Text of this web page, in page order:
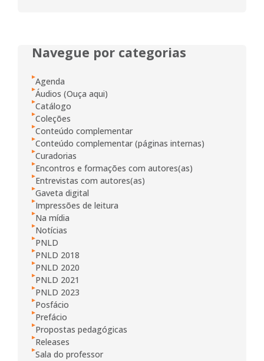
Navegue por categorias
Agenda
Áudios (Ouça aqui)
Catálogo
Coleções
Conteúdo complementar
Conteúdo complementar (páginas internas)
Curadorias
Encontros e formações com autores(as)
Entrevistas com autores(as)
Gaveta digital
Impressões de leitura
Na mídia
Notícias
PNLD
PNLD 2018
PNLD 2020
PNLD 2021
PNLD 2023
Posfácio
Prefácio
Propostas pedagógicas
Releases
Sala do professor